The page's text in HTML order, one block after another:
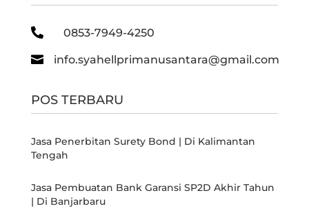
 0853-7949-4250
 info.syahellprimanusantara@gmail.com
POS TERBARU
Jasa Penerbitan Surety Bond | Di Kalimantan
Tengah
Jasa Pembuatan Bank Garansi SP2D Akhir Tahun
| Di Banjarbaru